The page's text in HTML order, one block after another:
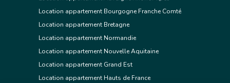
Location appartement Bourgogne Franche Comté
Location appartement Bretagne
Location appartement Normandie
Location appartement Nouvelle Aquitaine
Location appartement Grand Est
Location appartement Hauts de France